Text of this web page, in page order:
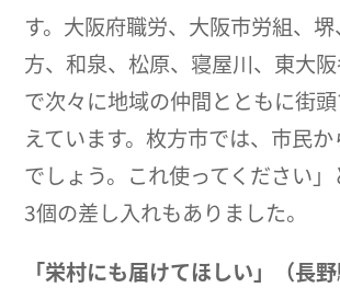
す。大阪府職労、大阪市労組、
方、和泉、松原、寝屋川、東大
で次々に地域の仲間とともに街
えています。枚方市では、市民
でしょう。これ使ってください
3個の差し入れもありました。
「栄村にも届けてほしい」（長野